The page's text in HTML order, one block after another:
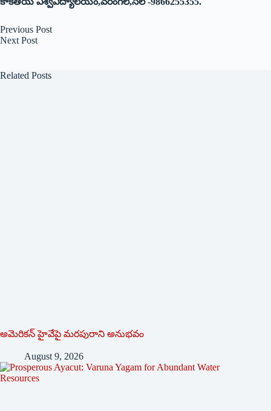
Previous Post
Next Post
Related Posts
అమెరికన్ హైవేపై మ‌ర‌పురాని అనుభ‌వం
August 9, 2026